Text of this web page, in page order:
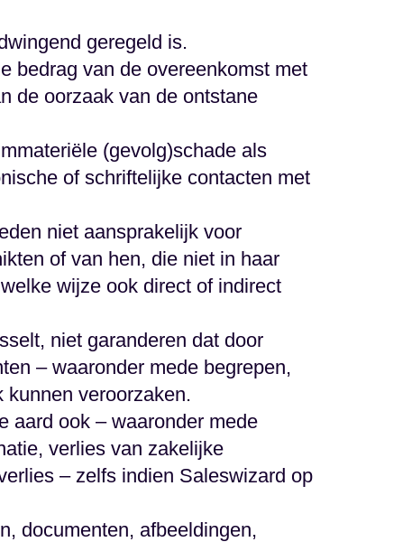
geregeld is.
bedrag van de overeenkomst met
de oorzaak van de ontstane
(gevolg)schade als
of schriftelijke contacten met
niet aansprakelijk voor
of van hen, die niet in haar
wijze ook direct of indirect
niet garanderen dat door
– waaronder mede begrepen,
kunnen veroorzaken.
aard ook – waaronder mede
verlies van zakelijke
– zelfs indien Saleswizard op
documenten, afbeeldingen,